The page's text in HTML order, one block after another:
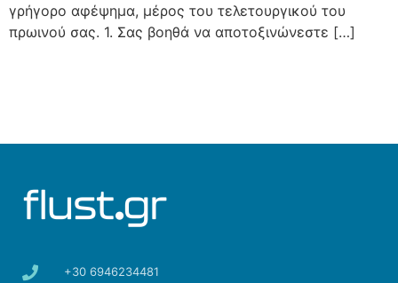
γρήγορο αφέψημα, μέρος του τελετουργικού του
πρωινού σας. 1. Σας βοηθά να αποτοξινώνεστε […]
+30 6946234481